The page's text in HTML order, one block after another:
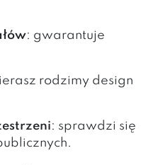
: gwarantuje
rodzimy design
: sprawdzi się